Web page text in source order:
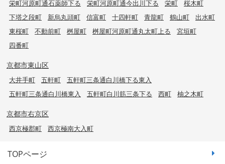
栄町河原町通石薬師下る
栄町河原町通今出川下る 栄町
桜木町
下塔之段町
新烏丸頭町 信富町 十四軒町 青龍町 鶴山町
出水町
東桜町
不動前町 桝屋町 桝屋町河原町通丸太町上る
宮垣町
四番町
京都市東山区
大井手町 五軒町
五軒町三条通白川橋下る東入
五軒町三条通白川橋東入
五軒町白川筋三条下る 西町 柚之木町
京都市右京区
西京極郡町 西京極南大入町
TOPページ